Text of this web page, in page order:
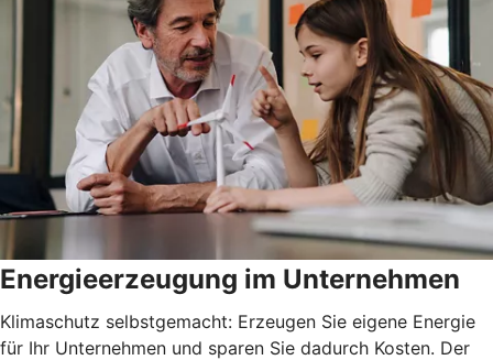
Energieerzeugung im Unternehmen
Klimaschutz selbstgemacht: Erzeugen Sie eigene Energie
für Ihr Unternehmen und sparen Sie dadurch Kosten. Der